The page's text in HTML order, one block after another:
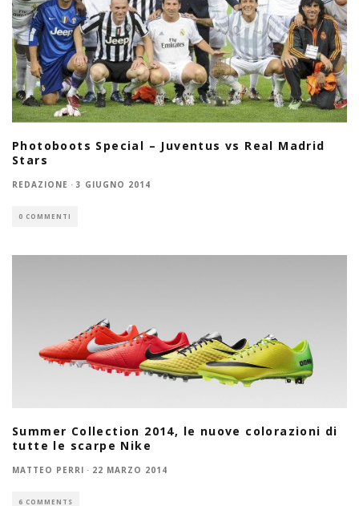
Photoboots Special – Juventus vs Real Madrid
Stars
REDAZIONE · 3 GIUGNO 2014
0 COMMENTI
Summer Collection 2014, le nuove colorazioni di
tutte le scarpe Nike
MATTEO PERRI · 22 MARZO 2014
6 COMMENTS